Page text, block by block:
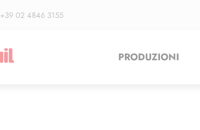
+39 02 4846 3155
PRODUZIONI